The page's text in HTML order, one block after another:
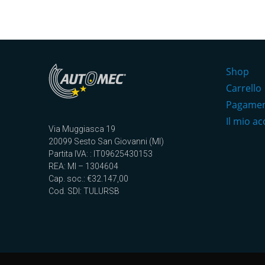
Via Muggiasca 19
20099 Sesto San Giovanni (MI)
Partita IVA: : IT09625430153
REA: MI – 1304604
Cap. soc.: €32.147,00
Cod. SDI: TULURSB
Shop
Carrello
Il mio